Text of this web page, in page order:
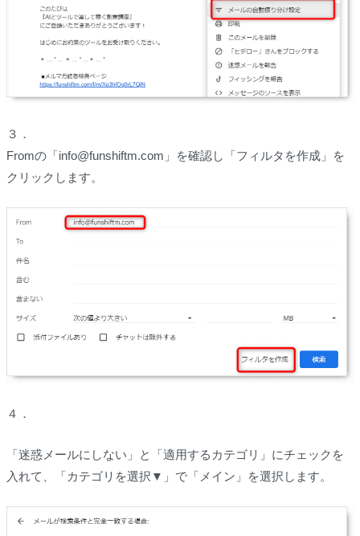
３．
Fromの「info@funshiftm.com」を確認し「フィルタを作成」を
クリックします。
４．
「迷惑メールにしない」と「適用するカテゴリ」にチェックを
入れて、「カテゴリを選択▼」で「メイン」を選択します。